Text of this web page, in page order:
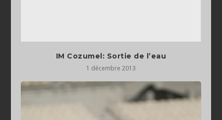
IM Cozumel: Sortie de l’eau
1 décembre 2013